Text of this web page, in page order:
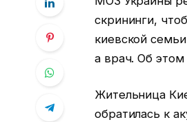
скрининги,
киевской
а врач. Об
Жительница
обратилась к